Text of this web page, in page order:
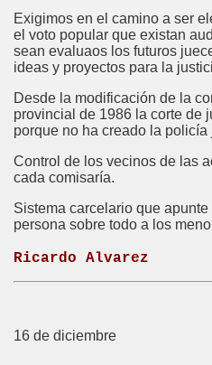
Exigimos en el camino a ser
el voto popular que existan
sean evaluaos los futuros
ideas y proyectos para la
Desde la modificación de la
provincial de 1986 la corte de
porque no ha creado la policía
Control de los vecinos de las
cada comisaría.
Sistema carcelario que
persona sobre todo a los
Ricardo Alvarez
16 de diciembre